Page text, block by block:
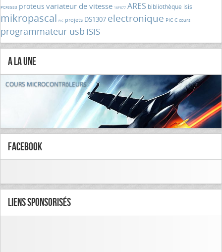
PCF8583 proteus variateur de vitesse 16F877 ARES bibliothèque isis
mikropascal PIC projets DS1307 electronique PIC C cours
programmateur usb ISIS
A la Une
COURS MICROCONTRôLEURS
FaceBook
Liens Sponsorisés